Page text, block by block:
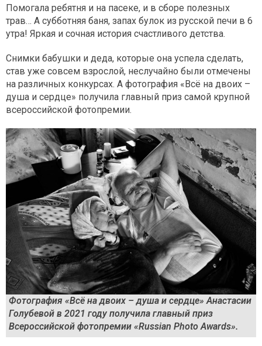
Помогала ребятня и на пасеке, и в сборе полезных
трав… А субботняя баня, запах булок из русской печи в 6
утра! Яркая и сочная история счастливого детства.
Снимки бабушки и деда, которые она успела сделать,
став уже совсем взрослой, неслучайно были отмечены
на различных конкурсах. А фотография «Всё на двоих –
душа и сердце» получила главный приз самой крупной
всероссийской фотопремии.
Фотография «Всё на двоих – душа и сердце» Анастасии
Голубевой в 2021 году получила главный приз
Всероссийской фотопремии «Russian Photo Awards».